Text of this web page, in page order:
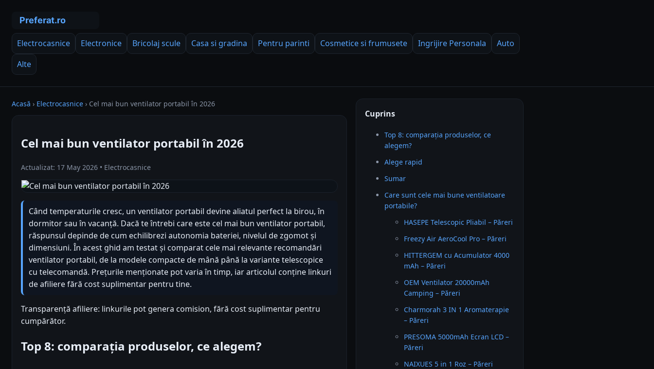
Electrocasnice Electronice Bricolaj scule Casa si gradina Pentru parinti Cosmetice si frumusete Ingrijire Personala
Auto
Alte
Acasă › Electrocasnice › Cel mai bun ventilator portabil în 2026
Cel mai bun ventilator portabil în 2026
Actualizat: 17 May 2026 • Electrocasnice
Când temperaturile cresc, un ventilator portabil devine aliatul perfect la birou, în
dormitor sau în vacanță. Dacă te întrebi care este cel mai bun ventilator portabil,
răspunsul depinde de cum echilibrezi autonomia bateriei, nivelul de zgomot și
dimensiuni. În acest ghid am testat și comparat cele mai relevante recomandări
ventilator portabil, de la modele compacte de mână până la variante telescopice
cu telecomandă. Prețurile menționate pot varia în timp, iar articolul conține linkuri
de afiliere fără cost suplimentar pentru tine.
Transparență afiliere: linkurile pot genera comision, fără cost suplimentar pentru
cumpărător.
Top 8: comparația produselor, ce alegem?
Cuprins
Top 8: comparația produselor, ce
alegem?
Alege rapid
Sumar
Care sunt cele mai bune ventilatoare
portabile?
HASEPE Telescopic Pliabil – Păreri
Freezy Air AeroCool Pro – Păreri
HITTERGEM cu Acumulator 4000
mAh – Păreri
OEM Ventilator 20000mAh
Camping – Păreri
Charmorah 3 IN 1 Aromaterapie
– Păreri
PRESOMA 5000mAh Ecran LCD –
Păreri
NAIXUES 5 in 1 Roz – Păreri